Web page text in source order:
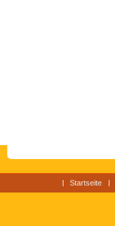
Startseite